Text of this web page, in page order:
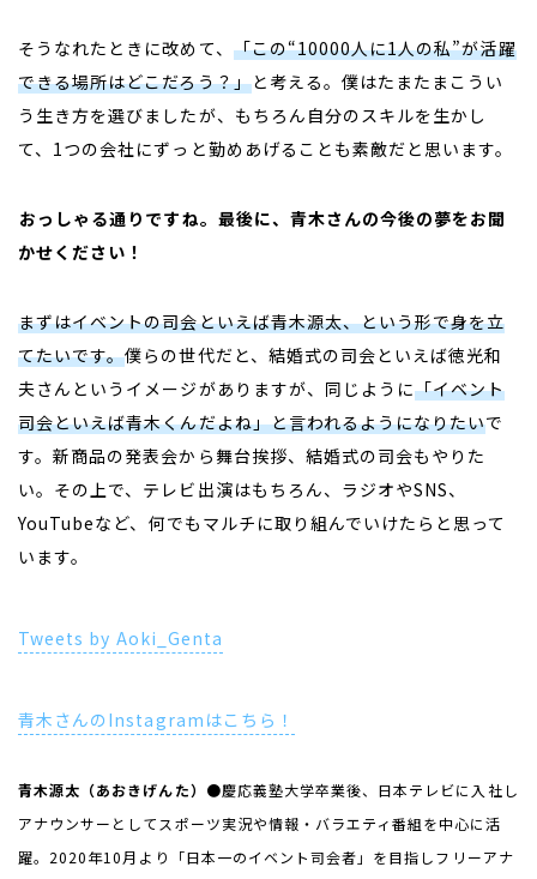
そうなれたときに改めて、 「この“10000人に1人の私”が活躍
できる場所はどこだろう？」と考える。僕はたまたまこうい
う生き方を選びましたが、もちろん自分のスキルを生かし
て、1つの会社にずっと勤めあげることも素敵だと思います。
おっしゃる通りですね。最後に、青木さんの今後の夢をお聞
かせください！
まずはイベントの司会といえば青木源太、という形で身を立
てたいです。僕らの世代だと、結婚式の司会といえば徳光和
夫さんというイメージがありますが、同じように「イベント
司会といえば青木くんだよね」と言われるようになりたいで
す。新商品の発表会から舞台挨拶、結婚式の司会もやりた
い。その上で、テレビ出演はもちろん、ラジオやSNS、
YouTubeなど、何でもマルチに取り組んでいけたらと思って
います。
Tweets by Aoki_Genta
青木さんのInstagramはこちら！
青木源太（あおきげんた） ●慶応義塾大学卒業後、日本テレビに入社し
アナウンサーとしてスポーツ実況や情報・バラエティ番組を中心に活
躍。 2020年10月より「日本一のイベント司会者」を目指しフリーアナ